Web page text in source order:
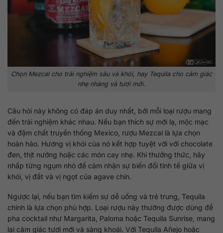
Chọn Mezcal cho trải nghiệm sâu và khói, hay Tequila cho cảm giác
nhẹ nhàng và tươi mới.
Câu hỏi này không có đáp án duy nhất, bởi mỗi loại rượu mang
đến trải nghiệm khác nhau. Nếu bạn thích sự mới lạ, mộc mạc
và đậm chất truyền thống Mexico, rượu Mezcal là lựa chọn
hoàn hảo. Hương vị khói của nó kết hợp tuyệt vời với chocolate
đen, thịt nướng hoặc các món cay nhẹ. Khi thưởng thức, hãy
nhấp từng ngụm nhỏ để cảm nhận sự biến đổi tinh tế giữa vị
khói, vị đất và vị ngọt của agave chín.
Ngược lại, nếu bạn tìm kiếm sự dễ uống và trẻ trung, Tequila
chính là lựa chọn phù hợp. Loại rượu này thường được dùng để
pha cocktail như Margarita, Paloma hoặc Tequila Sunrise, mang
lại cảm giác tươi mới và sảng khoái. Với Tequila Añejo hoặc